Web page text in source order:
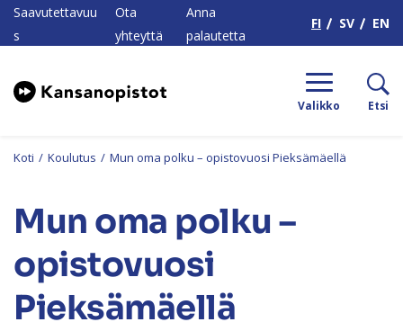
Saavutettavuu
s
Ota
yhteyttä
Anna
palautetta
FI SV EN
Valikko Etsi
Koti / Koulutus / Mun oma polku – opistovuosi Pieksämäellä
Mun oma polku –
opistovuosi
Pieksämäellä